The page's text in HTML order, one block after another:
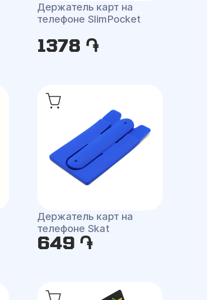
Держатель карт на
телефоне SlimPocket
1378 ֏
Держатель карт на
телефоне Skat
649 ֏